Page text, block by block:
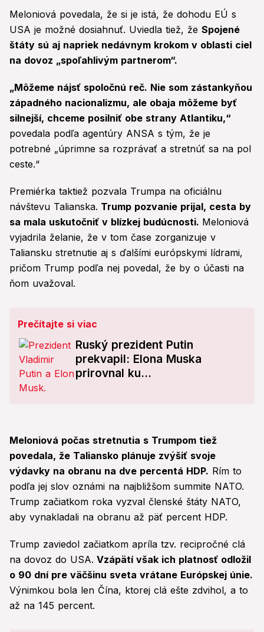
Meloniová povedala, že si je istá, že dohodu EÚ s
USA je možné dosiahnuť. Uviedla tiež, že Spojené
štáty sú aj napriek nedávnym krokom v oblasti ciel
na dovoz „spoľahlivým partnerom“.
„Môžeme nájsť spoločnú reč. Nie som zástankyňou
západného nacionalizmu, ale obaja môžeme byť
silnejší, chceme posilniť obe strany Atlantiku,“
povedala podľa agentúry ANSA s tým, že je
potrebné „úprimne sa rozprávať a stretnúť sa na pol
ceste.“
Premiérka taktiež pozvala Trumpa na oficiálnu
návštevu Talianska. Trump pozvanie prijal, cesta by
sa mala uskutočniť v blízkej budúcnosti. Meloniová
vyjadrila želanie, že v tom čase zorganizuje v
Taliansku stretnutie aj s ďalšími európskymi lídrami,
pričom Trump podľa nej povedal, že by o účasti na
ňom uvažoval.
Prečítajte si viac
Ruský prezident Putin
prekvapil: Elona Muska
prirovnal ku...
Meloniová počas stretnutia s Trumpom tiež
povedala, že Taliansko plánuje zvýšiť svoje
výdavky na obranu na dve percentá HDP. Rím to
podľa jej slov oznámi na najbližšom summite NATO.
Trump začiatkom roka vyzval členské štáty NATO,
aby vynakladali na obranu až päť percent HDP.
Trump zaviedol začiatkom apríla tzv. recipročné clá
na dovoz do USA. Vzápätí však ich platnosť odložil
o 90 dní pre väčšinu sveta vrátane Európskej únie.
Výnimkou bola len Čína, ktorej clá ešte zdvihol, a to
až na 145 percent.